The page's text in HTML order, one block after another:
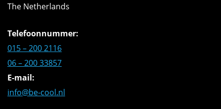
The Netherlands
Telefoonnummer:
015 – 200 2116
06 – 200 33857
E-mail:
info@be-cool.nl